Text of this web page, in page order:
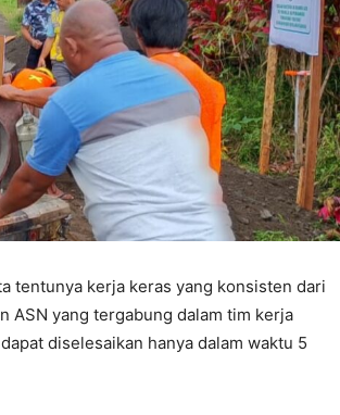
tentunya kerja keras yang konsisten dari
ASN yang tergabung dalam tim kerja
diselesaikan hanya dalam waktu 5